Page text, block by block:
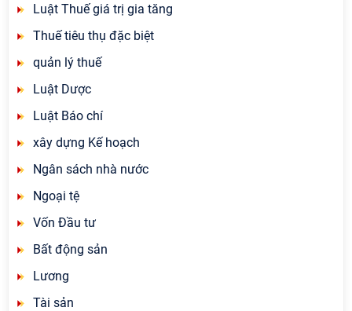
Luật Thuế giá trị gia tăng
Thuế tiêu thụ đặc biệt
quản lý thuế
Luật Dược
Luật Báo chí
xây dựng Kế hoạch
Ngân sách nhà nước
Ngoại tệ
Vốn Đầu tư
Bất động sản
Lương
Tài sản